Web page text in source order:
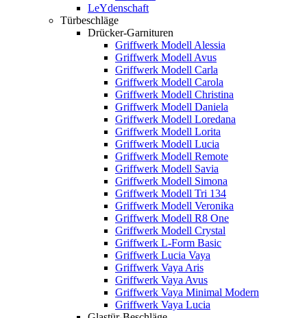
LeYdenschaft
Türbeschläge
Drücker-Garnituren
Griffwerk Modell Alessia
Griffwerk Modell Avus
Griffwerk Modell Carla
Griffwerk Modell Carola
Griffwerk Modell Christina
Griffwerk Modell Daniela
Griffwerk Modell Loredana
Griffwerk Modell Lorita
Griffwerk Modell Lucia
Griffwerk Modell Remote
Griffwerk Modell Savia
Griffwerk Modell Simona
Griffwerk Modell Tri 134
Griffwerk Modell Veronika
Griffwerk Modell R8 One
Griffwerk Modell Crystal
Griffwerk L-Form Basic
Griffwerk Lucia Vaya
Griffwerk Vaya Aris
Griffwerk Vaya Avus
Griffwerk Vaya Minimal Modern
Griffwerk Vaya Lucia